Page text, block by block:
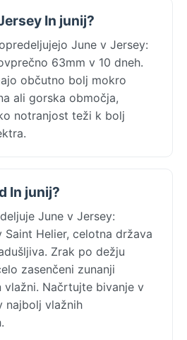
In junij?
June v Jersey:
63mm v 10 dneh.
občutno bolj mokro
ali gorska območja,
notranjost teži k bolj
In junij?
June v Jersey:
Helier, celotna država
Zrak po dežju
zasenčeni zunanji
Načrtujte bivanje v
najbolj vlažnih